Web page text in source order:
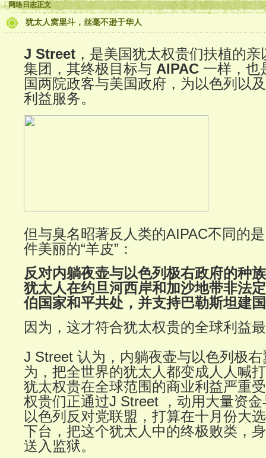
网络日志正文
犹太人窝里斗，丝毫不逊于华人
J Street ，是美国犹太权贵们扶植的
集团，其终极目标与 AIPAC 一样，也
国两院政客与美国政府，为以色列以
利益服务。
但与臭名昭著反人类的AIPAC不同的
件美丽的“羊皮”：
反对内躺夜壶与以色列极右政府的种
犹太人在约旦河西岸和加沙地带非法
伯国家和平共处，并支持巴勒斯坦建
因为，这才符合犹太权贵的全球利益
J Street 认为，内躺夜壶与以色列极
为，把全世界的犹太人都变成人人喊
犹太权贵在全球范围的商业利益严重
权贵们正通过J Street ，动用大量资
以色列反对党联盟，打算在十月份大
下台，把这个犹太人中的终极败类，
送入监狱。